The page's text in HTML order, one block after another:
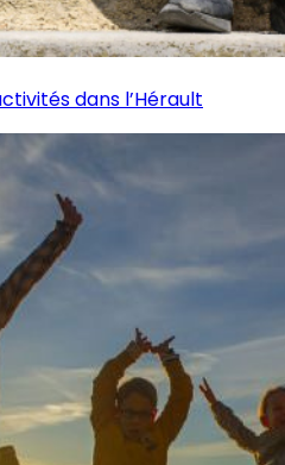
dans l’Hérault